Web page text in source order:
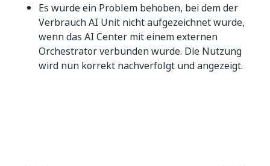
Es wurde ein Problem behoben, bei dem der
Verbrauch AI Unit nicht aufgezeichnet wurde,
wenn das AI Center mit einem externen
Orchestrator verbunden wurde. Die Nutzung
wird nun korrekt nachverfolgt und angezeigt.